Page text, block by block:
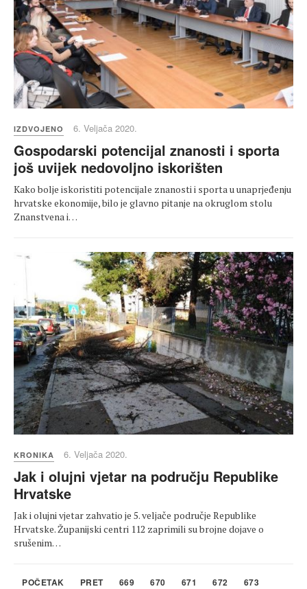
IZDVOJENO 6. Veljača 2020.
Gospodarski potencijal znanosti i sporta
još uvijek nedovoljno iskorišten
Kako bolje iskoristiti potencijale znanosti i sporta u unaprjeđenju
hrvatske ekonomije, bilo je glavno pitanje na okruglom stolu
Znanstvena i…
KRONIKA 6. Veljača 2020.
Jak i olujni vjetar na području Republike
Hrvatske
Jak i olujni vjetar zahvatio je 5. veljače područje Republike
Hrvatske. Županijski centri 112 zaprimili su brojne dojave o
srušenim…
POČETAK PRET 669 670 671 672
673